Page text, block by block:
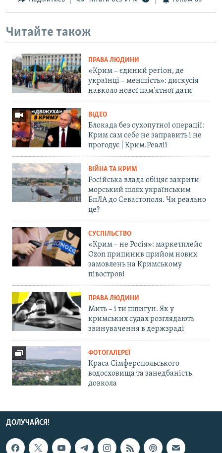
Читайте також
ПРАВА ЛЮДИНИ
«Крим – єдиний регіон, де
українці – меншість»: дискусія
навколо нової пам'ятної дати
ВІДЕО
Блокада без сухопутної операції:
Крим сам себе не заправить і не
прогодує | Крим.Реалії
ВІЙНА ТА КРИМ
Російська влада обіцяє закрити
морський шлях українським
БпЛА до Севастополя. Чи реально
це?
СУСПІЛЬСТВО
«Крим – не Росія»: маркетплейс
Ozon припинив прийом нових
замовлень на Кримському
півострові
ПРАВА ЛЮДИНИ
Мить – і ти шпигун. Як у
кримських судах розглядають
звинувачення в держзраді
ФОТОГАЛЕРЕЇ
Краса Сімферопольського
водосховища та занедбаність
довкола
ДОЛУЧАЙСЯ!